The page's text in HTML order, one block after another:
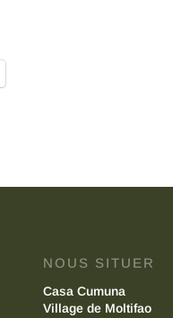
NOUS SITUER
Casa Cumuna
Village de Moltifao